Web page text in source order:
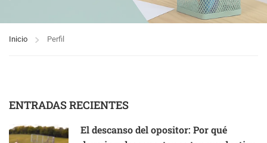
Inicio Perfil
ENTRADAS RECIENTES
El descanso del opositor: Por qué